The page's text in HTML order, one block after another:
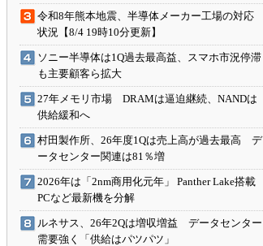
令和8年熊本地震、半導体メーカー工場の対応
状況【8/4 19時10分更新】
ソニー半導体は1Q過去最高益、スマホ市況停滞
も主要顧客ら拡大
27年メモリ市場 DRAMは逼迫継続、NANDは
供給緩和へ
村田製作所、26年度1Qは売上高が過去最高 デ
ータセンター関連は81％増
2026年は「2nm商用化元年」 Panther Lake搭載
PCなど最新機を分解
ルネサス、26年2Qは増収増益 データセンター
需要強く「供給はパツパツ」